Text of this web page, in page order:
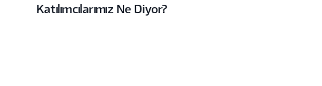
Katılımcılarımız Ne Diyor?